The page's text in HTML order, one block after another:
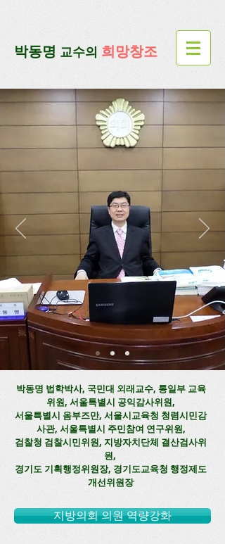
​박동명 교수의 희망창조
박동명 법학박사, 국민대 외래교수, 통일부 교육
위원, 서울특별시 공익감사위원,
​서울특별시 옴부즈만, 서울시교육청 청렴시민감
사관, 서울특별시 주민참여 연구위원​,
​검찰청 검찰시민위원, 지방자치단체 결산검사위
원,
​경기도 기획행정위원장, 경기도교육청 행정제도
개선위원장
지방의회 의원 역량강화